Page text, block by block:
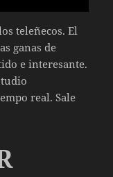
teleñecos. El
ganas de
e interesante.
real. Sale